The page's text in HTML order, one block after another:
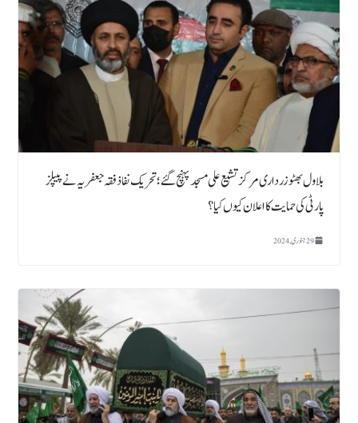
بلاول بھٹو زرداری مرکز تشیع علی مسجد پہنچ گئے ؛ تحریک نفاذ فقہ جعفریہ نے پیپلز
پارٹی کی حمایت کا اعلان کیوں کیا؟
29 جنوری, 2024